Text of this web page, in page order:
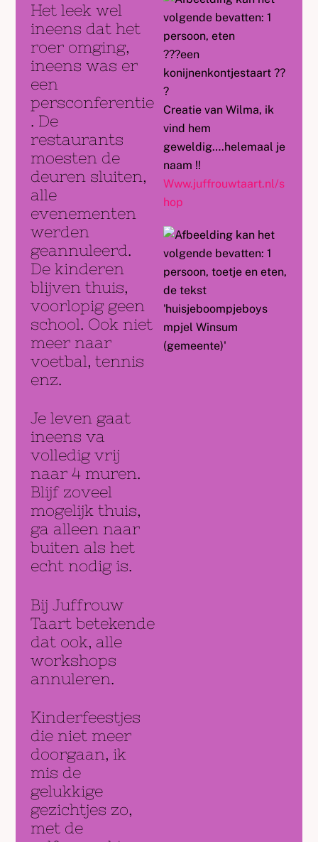
Het leek wel
ineens dat het
roer omging,
ineens was er
een
persconferentie
. De
restaurants
moesten de
deuren sluiten,
alle
evenementen
werden
geannuleerd.
De kinderen
blijven thuis,
voorlopig geen
school. Ook niet
meer naar
voetbal, tennis
enz.
Je leven gaat
ineens va
volledig vrij
naar 4 muren.
Blijf zoveel
mogelijk thuis,
ga alleen naar
buiten als het
echt nodig is.
Bij Juffrouw
Taart betekende
dat ook, alle
workshops
annuleren.
Kinderfeestjes
die niet meer
doorgaan, ik
mis de
gelukkige
gezichtjes zo,
met de
???een
konijnenkontjestaart ??
?
Creatie van Wilma, ik
vind hem
geweldig….helemaal je
naam !!
Www.juffrouwtaart.nl/s
hop